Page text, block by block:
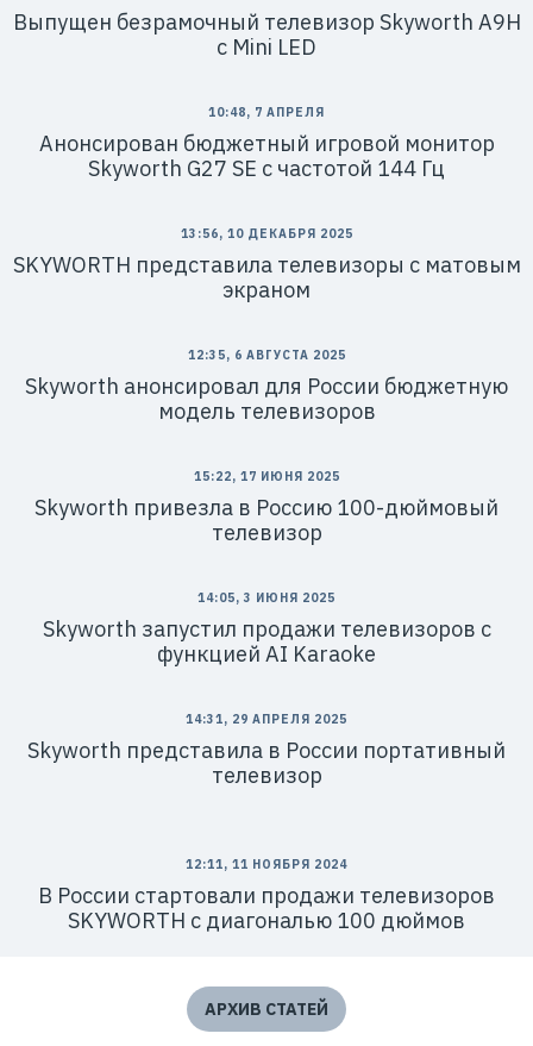
Выпущен безрамочный телевизор Skyworth A9H
с Mini LED
10:48, 7 АПРЕЛЯ
Анонсирован бюджетный игровой монитор
Skyworth G27 SE с частотой 144 Гц
13:56, 10 ДЕКАБРЯ 2025
SKYWORTH представила телевизоры с матовым
экраном
12:35, 6 АВГУСТА 2025
Skyworth анонсировал для России бюджетную
модель телевизоров
15:22, 17 ИЮНЯ 2025
Skyworth привезла в Россию 100-дюймовый
телевизор
14:05, 3 ИЮНЯ 2025
Skyworth запустил продажи телевизоров с
функцией AI Karaoke
14:31, 29 АПРЕЛЯ 2025
Skyworth представила в России портативный
телевизор
12:11, 11 НОЯБРЯ 2024
В России стартовали продажи телевизоров
SKYWORTH с диагональю 100 дюймов
АРХИВ СТАТЕЙ